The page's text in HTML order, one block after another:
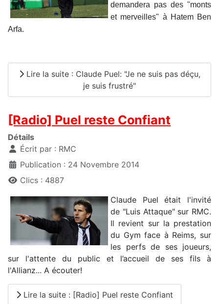
demandera pas des "monts
et merveilles" à Hatem Ben
Arfa.
Lire la suite : Claude Puel: "Je ne suis pas déçu,
je suis frustré"
[Radio] Puel reste Confiant
Détails
Écrit par : RMC
Publication : 24 Novembre 2014
Clics : 4887
Claude Puel était l'invité
de "Luis Attaque" sur RMC.
Il revient sur la prestation
du Gym face à Reims, sur
les perfs de ses joueurs,
sur l'attente du public et l’accueil de ses fils à
l'Allianz... A écouter!
Lire la suite : [Radio] Puel reste Confiant